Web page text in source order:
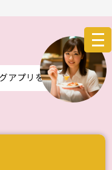
アプリをご紹介！